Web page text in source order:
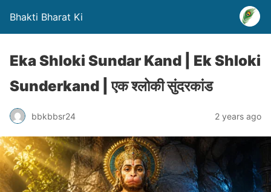
Bhakti Bharat Ki
Eka Shloki Sundar Kand | Ek Shloki
Sunderkand | एक श्लोकी सुंदरकांड
bbkbbsr24 2 years ago